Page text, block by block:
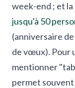
week-end ; et
jusqu'à 50
(anniversaire
de vœux). Pour
mentionner
permet